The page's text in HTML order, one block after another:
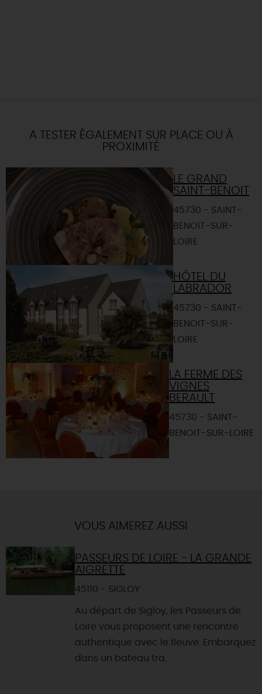
A TESTER ÉGALEMENT SUR PLACE OU À
PROXIMITÉ
LE GRAND
SAINT-BENOIT
45730 - SAINT-
BENOIT-SUR-
LOIRE
HÔTEL DU
LABRADOR
45730 - SAINT-
BENOIT-SUR-
LOIRE
LA FERME DES
VIGNES
BERAULT
45730 - SAINT-
BENOIT-SUR-LOIRE
VOUS AIMEREZ AUSSI
PASSEURS DE LOIRE - LA GRANDE
AIGRETTE
45110 - SIGLOY
Au départ de Sigloy, les Passeurs de
Loire vous proposent une rencontre
authentique avec le fleuve. Embarquez
dans un bateau tra...